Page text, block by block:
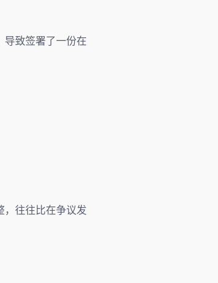
导致签署了一份在
，往往比在争议发